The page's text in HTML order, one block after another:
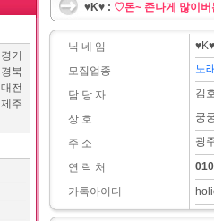
경기
경북
대전
제주
♥K♥ : ♡돈~ 존나게 많이
닉 네 임
모집업종
담 당 자
상 호
주 소
연 락 처
카톡아이디
♥K♥
노
김
쿵
광